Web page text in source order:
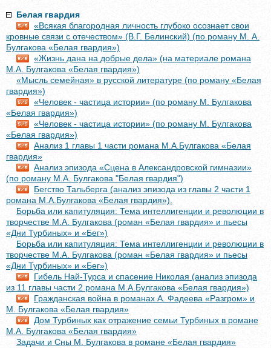
Белая гвардия
«Всякая благородная личность глубоко осознает свои
кровные связи с отечеством» (В.Г. Белинский) (по роману М. А.
Булгакова «Белая гвардия»)
«Жизнь дана на добрые дела» (на материале романа
М.А. Булгакова «Белая гвардия»)
«Мысль семейная» в русской литературе (по роману «Белая
гвардия»)
«Человек - частица истории» (по роману М. Булгакова
«Белая гвардия»)
«Человек - частица истории» (по роману М. Булгакова
«Белая гвардия»)
Анализ 1 главы 1 части романа М.А.Булгакова «Белая
гвардия»
Анализ эпизода «Сцена в Александровской гимназии»
(по роману М.А. Булгакова "Белая гвардия")
Бегство Тальберга (анализ эпизода из главы 2 части 1
романа М.А.Булгакова «Белая гвардия»).
Борьба или капитуляция: Тема интеллигенции и революции в
творчестве М.А. Булгакова (роман «Белая гвардия» и пьесы
«Дни Турбиных» и «Бег»)
Борьба или капитуляция: Тема интеллигенции и революции в
творчестве М.А. Булгакова (роман «Белая гвардия» и пьесы
«Дни Турбиных» и «Бег»)
Гибель Най-Турса и спасение Николая (анализ эпизода
из 11 главы части 2 романа М.А.Булгакова «Белая гвардия»)
Гражданская война в романах А. Фадеева «Разгром» и
М. Булгакова «Белая гвардия»
Дом Турбиных как отражение семьи Турбиных в романе
М.А. Булгакова «Белая гвардия»
Задачи и Сны М. Булгакова в романе «Белая гвардия»